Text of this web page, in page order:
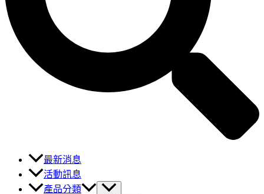
最新消息
活動訊息
產品分類